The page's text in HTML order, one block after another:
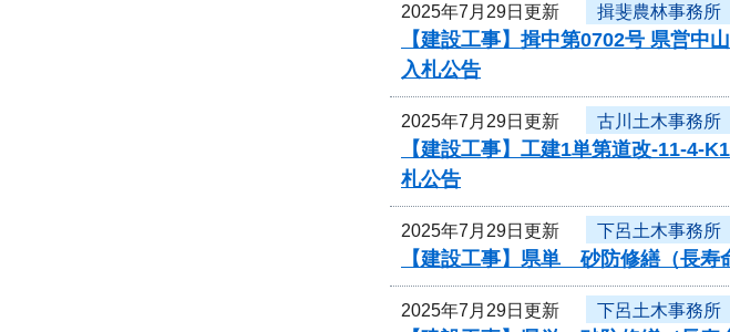
2025年7月29日更新 揖斐農林事務所
【建設工事】揖中第0702号 県営中
入札公告
2025年7月29日更新 古川土木事務所
【建設工事】工建1単第道改-11-
札公告
2025年7月29日更新 下呂土木事務所
【建設工事】県単 砂防修繕（長
2025年7月29日更新 下呂土木事務所